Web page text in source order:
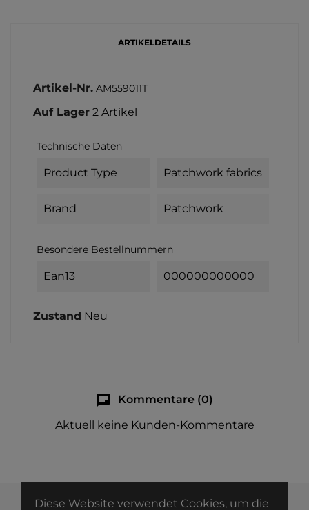
Diese Website verwendet Cookies, um die
ARTIKELDETAILS
Artikel-Nr. AM559011T
Auf Lager 2 Artikel
Technische Daten
Product Type Patchwork fabrics
Brand Patchwork
Besondere Bestellnummern
Ean13 000000000000
Zustand Neu
chat
Kommentare (0)
Aktuell keine Kunden-Kommentare